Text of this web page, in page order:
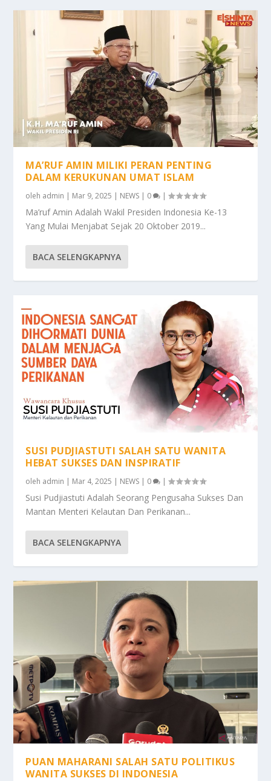
MA’RUF AMIN MILIKI PERAN PENTING
DALAM KERUKUNAN UMAT ISLAM
oleh admin | Mar 9, 2025 | NEWS | 0 |
Ma’ruf Amin Adalah Wakil Presiden Indonesia Ke-13
Yang Mulai Menjabat Sejak 20 Oktober 2019...
BACA SELENGKAPNYA
SUSI PUDJIASTUTI SALAH SATU WANITA
HEBAT SUKSES DAN INSPIRATIF
oleh admin | Mar 4, 2025 | NEWS | 0 |
Susi Pudjiastuti Adalah Seorang Pengusaha Sukses Dan
Mantan Menteri Kelautan Dan Perikanan...
BACA SELENGKAPNYA
PUAN MAHARANI SALAH SATU POLITIKUS
WANITA SUKSES DI INDONESIA